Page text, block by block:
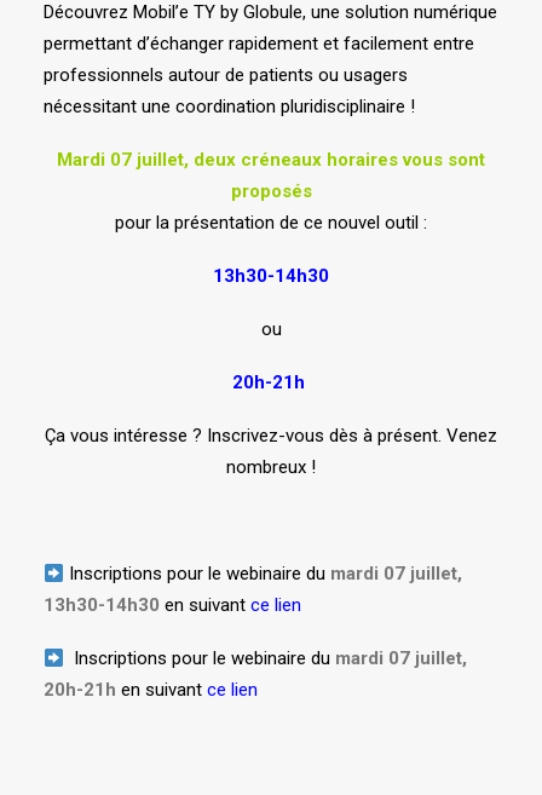
Découvrez Mobil’e TY by Globule, une solution numérique
permettant d’échanger rapidement et facilement entre
professionnels autour de patients ou usagers
nécessitant une coordination pluridisciplinaire !
Mardi 07 juillet, deux créneaux horaires vous sont
proposés
pour la présentation de ce nouvel outil :
13h30-14h30
ou
20h-21h
Ça vous intéresse ? Inscrivez-vous dès à présent. Venez
nombreux !
Inscriptions pour le webinaire du mardi 07 juillet,
13h30-14h30 en suivant ce lien
Inscriptions pour le webinaire du mardi 07 juillet,
20h-21h en suivant ce lien